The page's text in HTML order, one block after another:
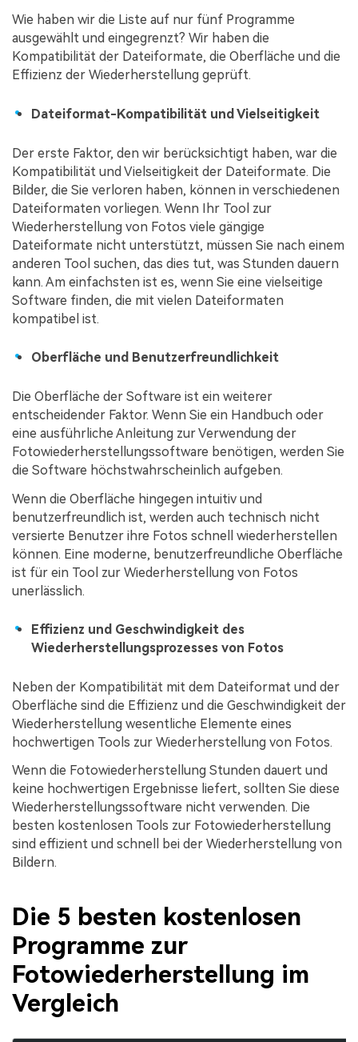
Wie haben wir die Liste auf nur fünf Programme
ausgewählt und eingegrenzt? Wir haben die
Kompatibilität der Dateiformate, die Oberfläche und die
Effizienz der Wiederherstellung geprüft.
Dateiformat-Kompatibilität und Vielseitigkeit
Der erste Faktor, den wir berücksichtigt haben, war die
Kompatibilität und Vielseitigkeit der Dateiformate. Die
Bilder, die Sie verloren haben, können in verschiedenen
Dateiformaten vorliegen. Wenn Ihr Tool zur
Wiederherstellung von Fotos viele gängige
Dateiformate nicht unterstützt, müssen Sie nach einem
anderen Tool suchen, das dies tut, was Stunden dauern
kann. Am einfachsten ist es, wenn Sie eine vielseitige
Software finden, die mit vielen Dateiformaten
kompatibel ist.
Oberfläche und Benutzerfreundlichkeit
Die Oberfläche der Software ist ein weiterer
entscheidender Faktor. Wenn Sie ein Handbuch oder
eine ausführliche Anleitung zur Verwendung der
Fotowiederherstellungssoftware benötigen, werden Sie
die Software höchstwahrscheinlich aufgeben.
Wenn die Oberfläche hingegen intuitiv und
benutzerfreundlich ist, werden auch technisch nicht
versierte Benutzer ihre Fotos schnell wiederherstellen
können. Eine moderne, benutzerfreundliche Oberfläche
ist für ein Tool zur Wiederherstellung von Fotos
unerlässlich.
Effizienz und Geschwindigkeit des
Wiederherstellungsprozesses von Fotos
Neben der Kompatibilität mit dem Dateiformat und der
Oberfläche sind die Effizienz und die Geschwindigkeit der
Wiederherstellung wesentliche Elemente eines
hochwertigen Tools zur Wiederherstellung von Fotos.
Wenn die Fotowiederherstellung Stunden dauert und
keine hochwertigen Ergebnisse liefert, sollten Sie diese
Wiederherstellungssoftware nicht verwenden. Die
besten kostenlosen Tools zur Fotowiederherstellung
sind effizient und schnell bei der Wiederherstellung von
Bildern.
Die 5 besten kostenlosen
Programme zur
Fotowiederherstellung im
Vergleich